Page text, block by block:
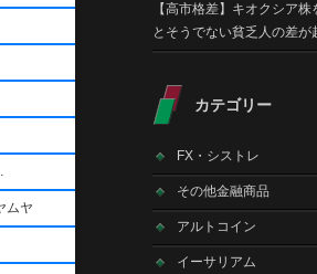
ムヤ
【高市格差】キオクシア
とそうでない貧乏人の差が
カテゴリー
FX・シストレ
その他金融商品
アルトコイン
イーサリアム